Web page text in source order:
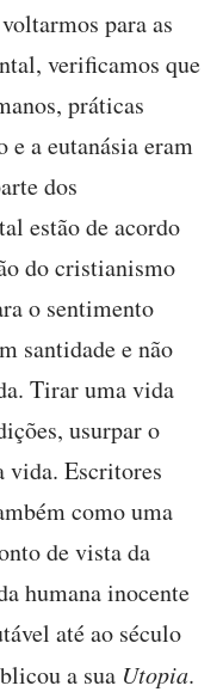
para as
verificamos que
práticas
a eutanásia eram
dos
estão de acordo
do cristianismo
o sentimento
santidade e não
Tirar uma vida
usurpar o
vida. Escritores
como uma
de vista da
humana inocente
até ao século
a sua Utopia.